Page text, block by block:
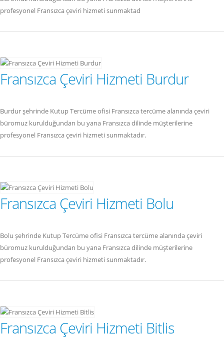
profesyonel Fransızca çeviri hizmeti sunmaktad
Fransızca Çeviri Hizmeti Burdur
Burdur şehrinde Kutup Tercüme ofisi Fransızca tercüme alanında çeviri
büromuz kurulduğundan bu yana Fransızca dilinde müşterilerine
profesyonel Fransızca çeviri hizmeti sunmaktadır.
Fransızca Çeviri Hizmeti Bolu
Bolu şehrinde Kutup Tercüme ofisi Fransızca tercüme alanında çeviri
büromuz kurulduğundan bu yana Fransızca dilinde müşterilerine
profesyonel Fransızca çeviri hizmeti sunmaktadır.
Fransızca Çeviri Hizmeti Bitlis